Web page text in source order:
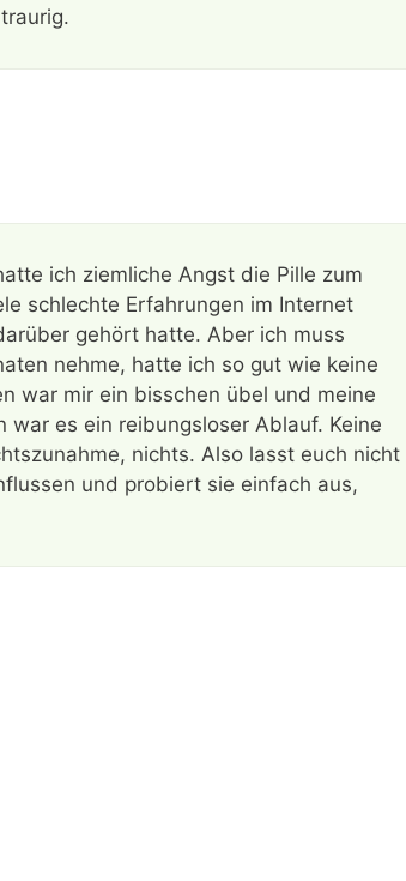
ich ziemliche Angst die Pille zum
schlechte Erfahrungen im Internet
gehört hatte. Aber ich muss
nehme, hatte ich so gut wie keine
war mir ein bisschen übel und meine
es ein reibungsloser Ablauf. Keine
nichts. Also lasst euch nicht
und probiert sie einfach aus,